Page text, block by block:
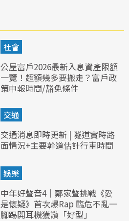
社會
公屋富戶2026最新入息資產限額
一覽！超額幾多要搬走？富戶政
策申報時間/豁免條件
交通
交通消息即時更新 | 隧道實時路
面情況+主要幹道估計行車時間
娛樂
中年好聲音4｜鄭家聲挑戰《愛
是懷疑》首次爆Rap 臨危不亂一
腳踢開耳機獲讚「好型」